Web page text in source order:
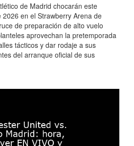
de Madrid chocarán este
en el Strawberry Arena de
de preparación de alto vuelo
aprovechan la pretemporada
tácticos y dar rodaje a sus
del arranque oficial de sus